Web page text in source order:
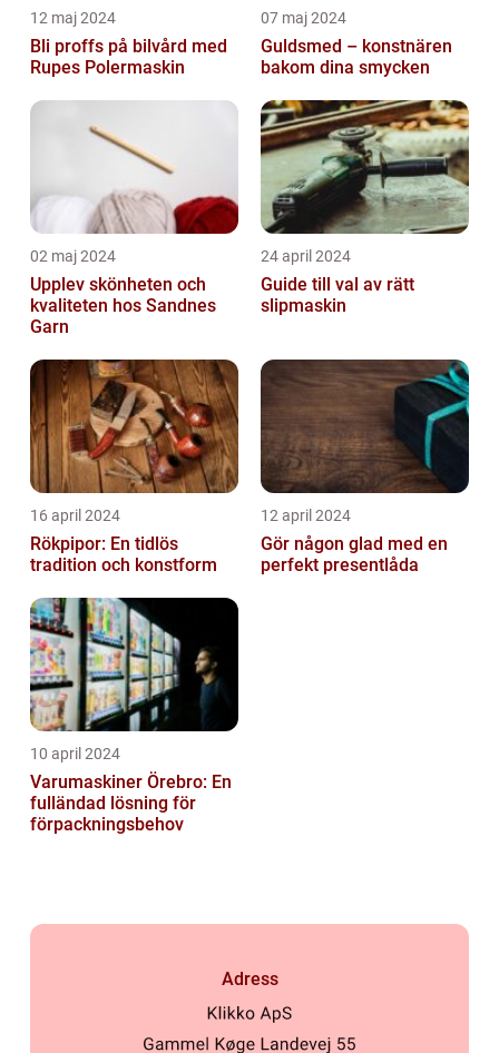
12 maj 2024
Bli proffs på bilvård med
Rupes Polermaskin
07 maj 2024
Guldsmed – konstnären
bakom dina smycken
02 maj 2024
Upplev skönheten och
kvaliteten hos Sandnes
Garn
24 april 2024
Guide till val av rätt
slipmaskin
16 april 2024
Rökpipor: En tidlös
tradition och konstform
12 april 2024
Gör någon glad med en
perfekt presentlåda
10 april 2024
Varumaskiner Örebro: En
fulländad lösning för
förpackningsbehov
Adress